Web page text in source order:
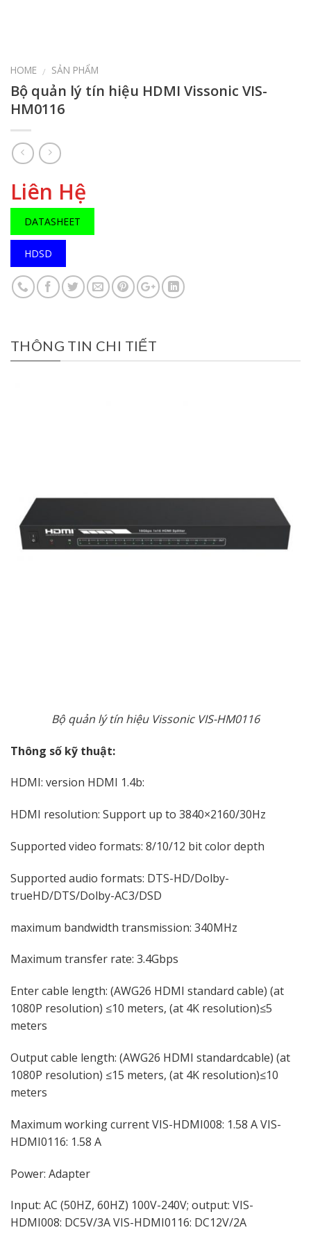
HOME / SẢN PHẨM
Bộ quản lý tín hiệu HDMI Vissonic VIS-
HM0116
Liên Hệ
DATASHEET
HDSD
THÔNG TIN CHI TIẾT
Bộ quản lý tín hiệu Vissonic VIS-HM0116
Thông số kỹ thuật:
HDMI: version HDMI 1.4b:
HDMI resolution: Support up to 3840×2160/30Hz
Supported video formats: 8/10/12 bit color depth
Supported audio formats: DTS-HD/Dolby-
trueHD/DTS/Dolby-AC3/DSD
maximum bandwidth transmission: 340MHz
Maximum transfer rate: 3.4Gbps
Enter cable length: (AWG26 HDMI standard cable) (at
1080P resolution) ≤10 meters, (at 4K resolution)≤5
meters
Output cable length: (AWG26 HDMI standardcable) (at
1080P resolution) ≤15 meters, (at 4K resolution)≤10
meters
Maximum working current VIS-HDMI008: 1.58 A VIS-
HDMI0116: 1.58 A
Power: Adapter
Input: AC (50HZ, 60HZ) 100V-240V; output: VIS-
HDMI008: DC5V/3A VIS-HDMI0116: DC12V/2A